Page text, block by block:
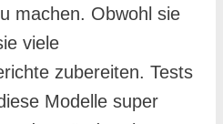
machen. Obwohl sie
viele
zubereiten. Tests
Modelle super